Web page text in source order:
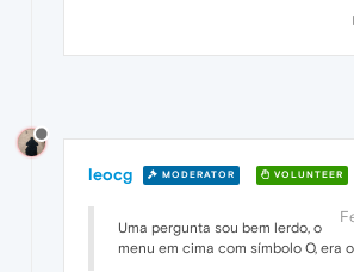
leocg MODERATOR VOLUNTEER
Uma pergunta sou bem lerdo, o
menu em cima com símbolo O, era